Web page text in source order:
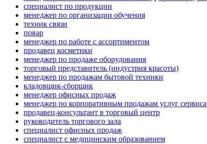
специалист по продукции
менеджер по организации обучения
техник связи
повар
менеджер по работе с ассортиментом
продавец косметики
менеджер по продаже оборудования
торговый представитель (индустрия красоты)
менеджер по продажам бытовой техники
кладовщик-сборщик
менеджер офисных продаж
менеджер по корпоративным продажам услуг сервиса
продавец-консультант в торговый центр
руководитель торгового зала
специалист офисных продаж
специалист с медицинским образованием